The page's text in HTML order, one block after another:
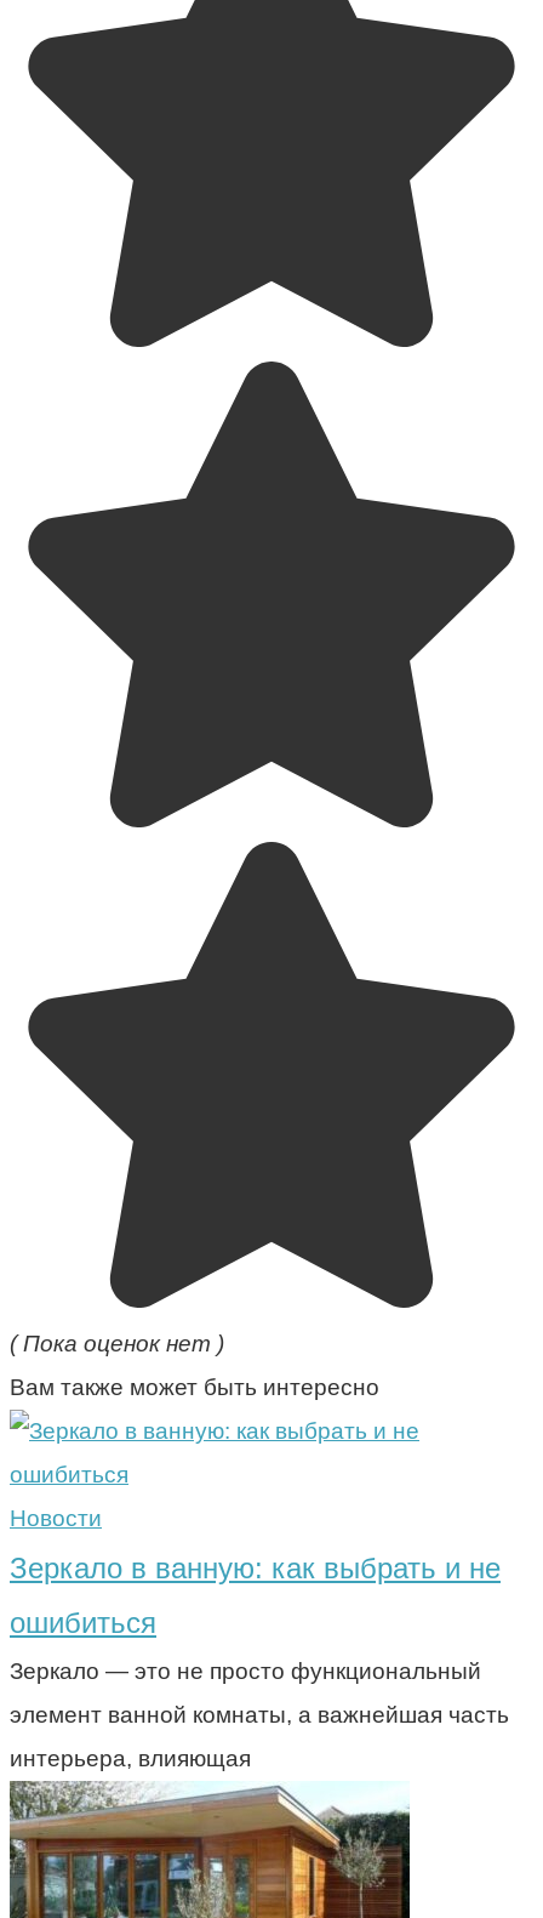
( Пока оценок нет )
Вам также может быть интересно
Новости
Зеркало в ванную: как выбрать и не
ошибиться
Зеркало — это не просто функциональный
элемент ванной комнаты, а важнейшая часть
интерьера, влияющая